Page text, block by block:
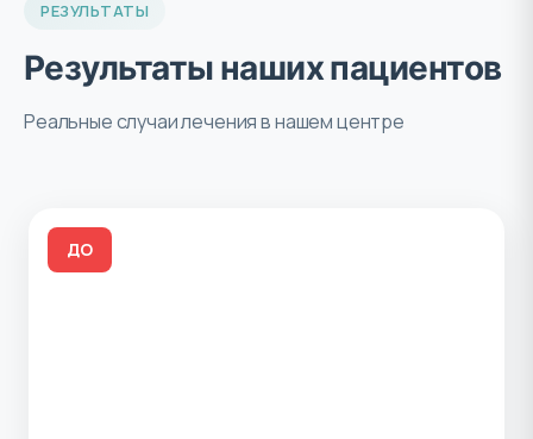
РЕЗУЛЬТАТЫ
Результаты наших пациентов
Реальные случаи лечения в нашем центре
ДО